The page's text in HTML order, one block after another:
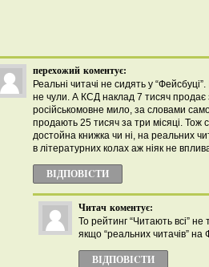
перехожий коментує:
Реальні читачі не сидять у
не чули. А КСД наклад 7 тисяч продає
російськомовне мило, за словами
продають 25 тисяч за три місяці. Тож
достойна книжка чи ні, на реальних
в літературних колах аж ніяк не
ВІДПОВІCТИ
Читач коментує:
То рейтинг “Читають всі”
якщо “реальних читачів” на
ВІДПОВІCТИ